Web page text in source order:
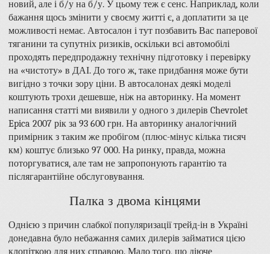
новий, але і б/у на б/у. У цьому теж є сенс. Наприклад, коли
бажання щось змінити у своєму житті є, а доплатити за це
можливості немає. Автосалон і тут позбавить Вас паперової
тяганини та супутніх ризиків, оскільки всі автомобілі
проходять передпродажну технічну підготовку і перевірку
на «чистоту» в ДАІ. До того ж, таке придбання може бути
вигідно з точки зору ціни. В автосалонах деякі моделі
коштують трохи дешевше, ніж на авторинку. На момент
написання статті ми виявили у одного з дилерів Chevrolet
Epica 2007 рік за 93 600 грн. На авторинку аналогічний
примірник з таким же пробігом (плюс-мінус кілька тисяч
км) коштує близько 97 000. На ринку, правда, можна
поторгуватися, але там не запропонують гарантію та
післягарантійне обслуговування.
Палка з двома кінцями
Однією з причин слабкої популяризації трейд-ін в Україні
донедавна було небажання самих дилерів займатися цією
клопіткою для них справою. Мало того, що діюче